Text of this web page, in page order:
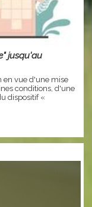
jusqu'au
en vue d'une mise
conditions, d'une
dispositif «